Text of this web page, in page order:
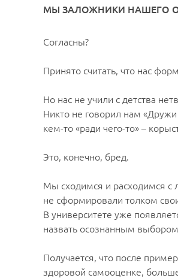
МЫ ЗАЛОЖНИКИ НАШЕГО
Согласны?
Принято считать, что нас
Но нас не учили с детства
Никто не говорил нам
кем-то «ради чего-то» –
Это, конечно, бред.
Мы сходимся и расходимся с
не сформировали толком
В университете уже
назвать осознанным выбором.
Получается, что после
здоровой самооценке,